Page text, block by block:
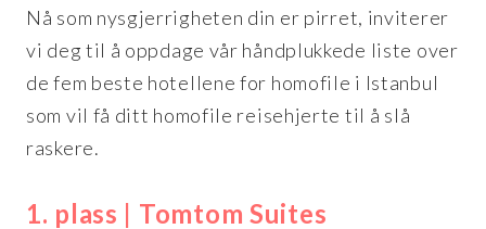
Nå som nysgjerrigheten din er pirret, inviterer
vi deg til å oppdage vår håndplukkede liste over
de fem beste hotellene for homofile i Istanbul
som vil få ditt homofile reisehjerte til å slå
raskere.
1. plass | Tomtom Suites